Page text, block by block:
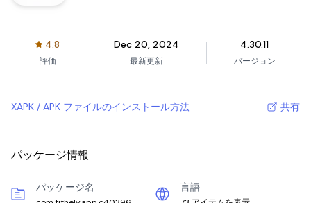
4.8
評価
Dec 20, 2024
最新更新
4.30.11
バージョン
XAPK / APK ファイルのインストール方法 共有
パッケージ情報
パッケージ名 言語